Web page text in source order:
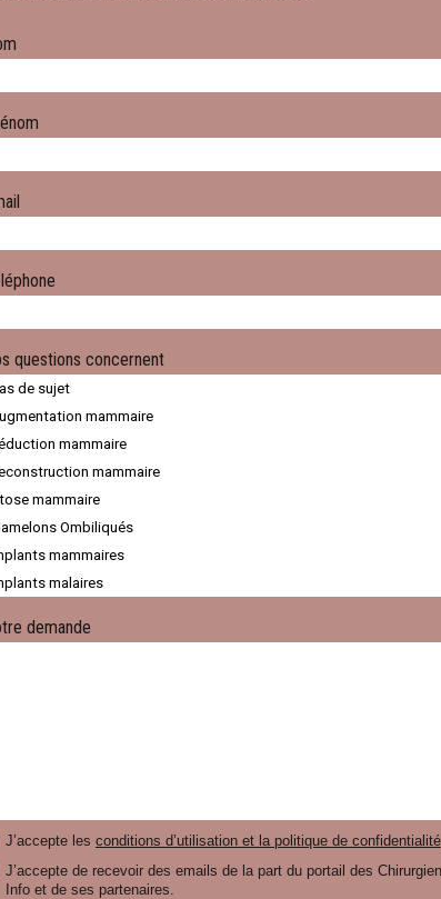
questions concernent
demande
J’accepte les conditions d’utilisation et la politique de confidentialité
J’accepte de recevoir des emails de la part du portail des
Info et de ses partenaires.